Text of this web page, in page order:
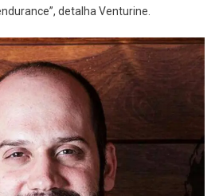
detalha Venturine.